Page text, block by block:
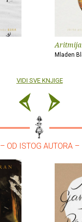
Aritmija
Mladen
VIDI SVE KNJIGE
– OD ISTOG AUTORA –